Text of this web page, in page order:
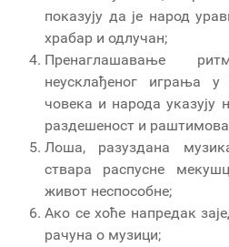
показују да је народ
храбар и одлучан;
Пренаглашавање
неусклађеног играња
човека и народа указују
раздешеност и
Лоша, разуздана
ствара распусне
живот неспособне;
Ако се хоће напредак
рачуна о музици;